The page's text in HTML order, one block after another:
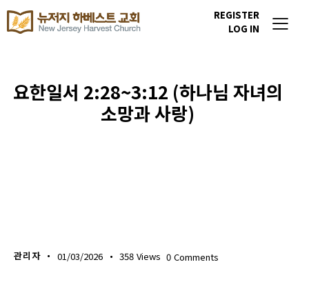
REGISTER
LOG IN
요한일서 2:28~3:12 (하나님 자녀의
소망과 사랑)
관리자 01/03/2026 358 Views 0 Comments